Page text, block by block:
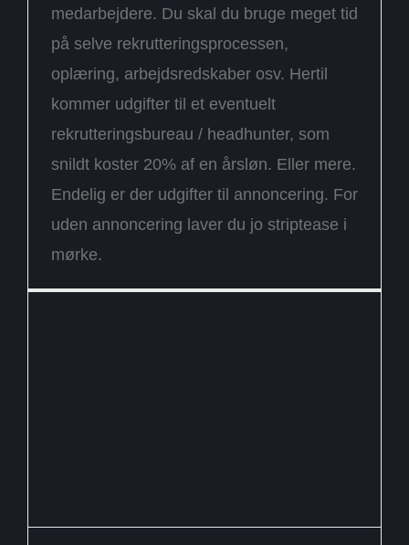
medarbejdere. Du skal du bruge meget tid
på selve rekrutteringsprocessen,
oplæring, arbejdsredskaber osv. Hertil
kommer udgifter til et eventuelt
rekrutteringsbureau / headhunter, som
snildt koster 20% af en årsløn. Eller mere.
Endelig er der udgifter til annoncering. For
uden annoncering laver du jo striptease i
mørke.